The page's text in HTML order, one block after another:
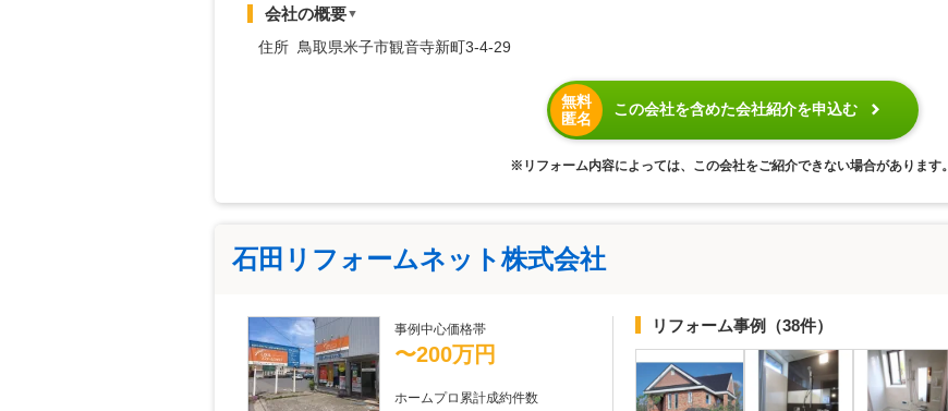
会社の概要▼
住所 鳥取県米子市観音寺新町3-4-29
無料
匿名
この会社を含めた会社紹介を申込む
※リフォーム内容によっては、この会社をご紹介できない場合があります。
石田リフォームネット株式会社
事例中心価格帯
〜200万円
ホームプロ累計成約件数
リフォーム事例 （38件）